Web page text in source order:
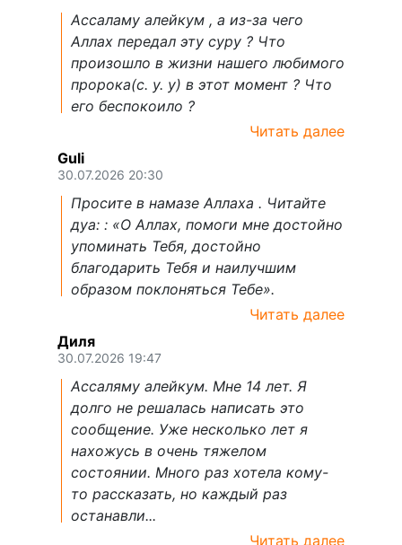
Ассаламу алейкум , а из-за чего
Аллах передал эту суру ? Что
произошло в жизни нашего любимого
пророка(с. у. у) в этот момент ? Что
его беспокоило ?
Читать далее
Guli
30.07.2026 20:30
Просите в намазе Аллаха . Читайте
дуа: : «О Аллах, помоги мне достойно
упоминать Тебя, достойно
благодарить Тебя и наилучшим
образом поклоняться Тебе».
Читать далее
Диля
30.07.2026 19:47
Ассаляму алейкум. Мне 14 лет. Я
долго не решалась написать это
сообщение. Уже несколько лет я
нахожусь в очень тяжелом
состоянии. Много раз хотела кому-
то рассказать, но каждый раз
останавли...
Читать далее